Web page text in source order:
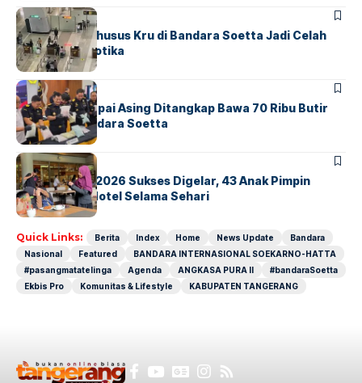
BANDARABERITA
Ketika Jalur Khusus Kru di Bandara Soetta Jadi Celah
Sindikat Narkotika
BANDARA BERITA
Kopilot Maskapai Asing Ditangkap Bawa 70 Ribu Butir
Ekstasi di Bandara Soetta
BERITAINDEX
GM For A Day 2026 Sukses Digelar, 43 Anak Pimpin
Operasional Hotel Selama Sehari
Quick Links: Berita Index Home News Update
Bandara
Nasional
Featured
BANDARA INTERNASIONAL SOEKARNO-HATTA
#pasangmatatelinga
Agenda ANGKASA PURA II
#bandaraSoetta
Ekbis Pro
Komunitas & Lifestyle KABUPATEN TANGERANG